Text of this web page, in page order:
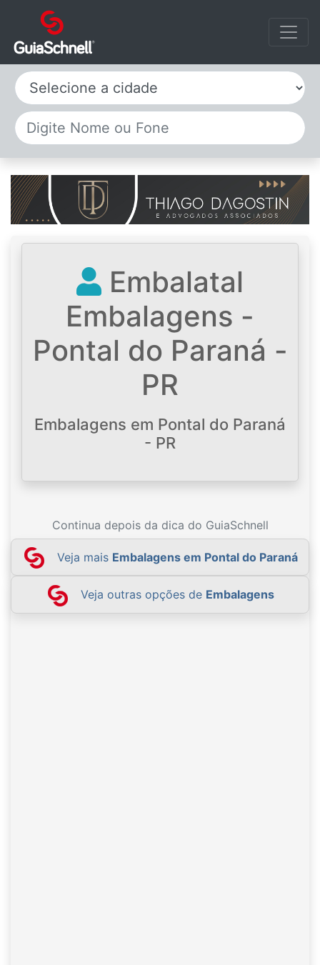
Selecione a cidade
Embalatal
Embalagens -
Pontal do Paraná -
PR
Embalagens em Pontal do Paraná
- PR
Continua depois da dica do GuiaSchnell
Veja mais Embalagens em Pontal do Paraná
Veja outras opções de Embalagens